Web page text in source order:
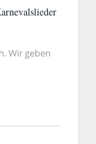
Wir geben